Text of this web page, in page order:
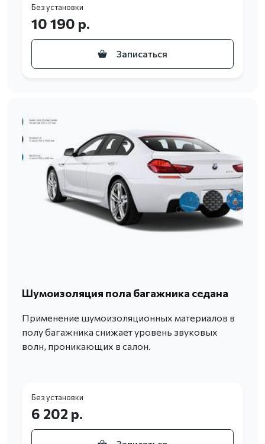
Без установки
10 190 р.
Записаться
Шумоизоляция пола багажника седана
Применение шумоизоляционных материалов в
полу багажника снижает уровень звуковых
волн, проникающих в салон.
Без установки
6 202 р.